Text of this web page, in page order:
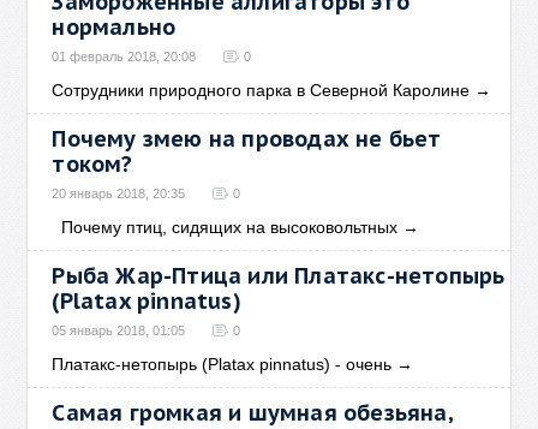
нормально
01 февраль 2018, 20:08 0
Сотрудники природного парка в Северной Каролине →
Почему змею на проводах не бьет
током?
20 январь 2018, 20:35 0
Почему птиц, сидящих на высоковольтных →
Рыба Жар-Птица или Платакс-нетопырь
(Platax pinnatus)
05 январь 2018, 01:05 0
Платакс-нетопырь (Platax pinnatus) - очень →
Самая громкая и шумная обезьяна,